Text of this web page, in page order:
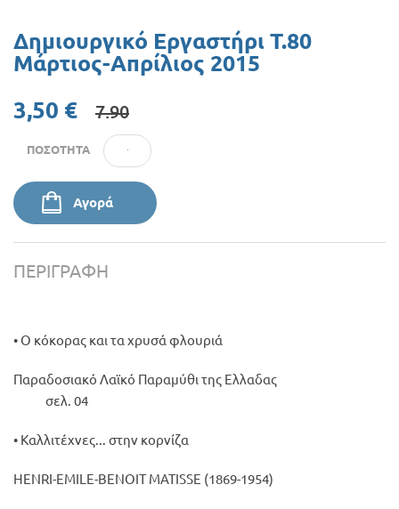
Δημιουργικό Εργαστήρι Τ.80
Μάρτιος-Απρίλιος 2015
3,50 € 7.90
ΠΟΣΌΤΗΤΑ
Αγορά
ΠΕΡΙΓΡΑΦΉ
• Ο κόκορας και τα χρυσά φλουριά
Παραδοσιακό Λαϊκό Παραμύθι της Ελλαδας
σελ. 04
• Καλλιτέχνες... στην κορνίζα
HENRI-EMILE-BENOIT MATISSE (1869-1954)